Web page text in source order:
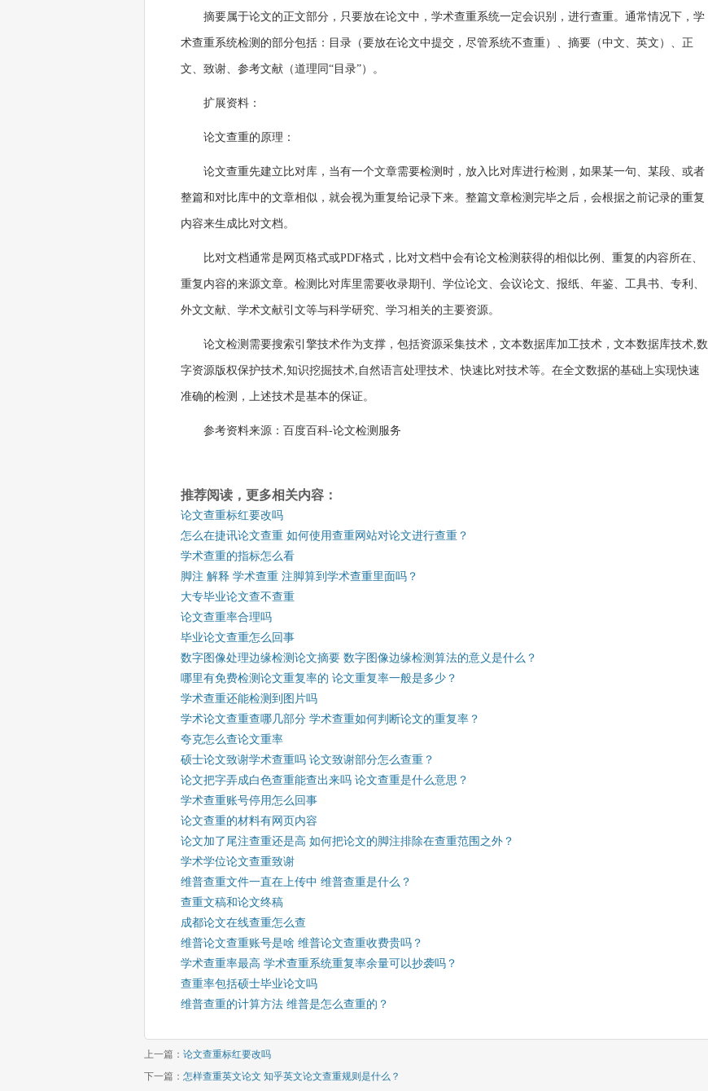
摘要属于论文的正文部分，只要放在论文中，学术查重系统一定会识别，进行查重。通常情况下，学
术查重系统检测的部分包括：目录（要放在论文中提交，尽管系统不查重）、摘要（中文、英文）、正
文、致谢、参考文献（道理同“目录”）。
扩展资料：
论文查重的原理：
论文查重先建立比对库，当有一个文章需要检测时，放入比对库进行检测，如果某一句、某段、或者
整篇和对比库中的文章相似，就会视为重复给记录下来。整篇文章检测完毕之后，会根据之前记录的重复
内容来生成比对文档。
比对文档通常是网页格式或PDF格式，比对文档中会有论文检测获得的相似比例、重复的内容所在、
重复内容的来源文章。检测比对库里需要收录期刊、学位论文、会议论文、报纸、年鉴、工具书、专利、
外文文献、学术文献引文等与科学研究、学习相关的主要资源。
论文检测需要搜索引擎技术作为支撑，包括资源采集技术，文本数据库加工技术，文本数据库技术,数
字资源版权保护技术,知识挖掘技术,自然语言处理技术、快速比对技术等。在全文数据的基础上实现快速
准确的检测，上述技术是基本的保证。
参考资料来源：百度百科-论文检测服务
推荐阅读，更多相关内容：
论文查重标红要改吗
怎么在捷讯论文查重 如何使用查重网站对论文进行查重？
学术查重的指标怎么看
脚注 解释 学术查重 注脚算到学术查重里面吗？
大专毕业论文查不查重
论文查重率合理吗
毕业论文查重怎么回事
数字图像处理边缘检测论文摘要 数字图像边缘检测算法的意义是什么？
哪里有免费检测论文重复率的 论文重复率一般是多少？
学术查重还能检测到图片吗
学术论文查重查哪几部分 学术查重如何判断论文的重复率？
夸克怎么查论文重率
硕士论文致谢学术查重吗 论文致谢部分怎么查重？
论文把字弄成白色查重能查出来吗 论文查重是什么意思？
学术查重账号停用怎么回事
论文查重的材料有网页内容
论文加了尾注查重还是高 如何把论文的脚注排除在查重范围之外？
学术学位论文查重致谢
维普查重文件一直在上传中 维普查重是什么？
查重文稿和论文终稿
成都论文在线查重怎么查
维普论文查重账号是啥 维普论文查重收费贵吗？
学术查重率最高 学术查重系统重复率余量可以抄袭吗？
查重率包括硕士毕业论文吗
维普查重的计算方法 维普是怎么查重的？
上一篇： 论文查重标红要改吗
下一篇： 怎样查重英文论文 知乎英文论文查重规则是什么？